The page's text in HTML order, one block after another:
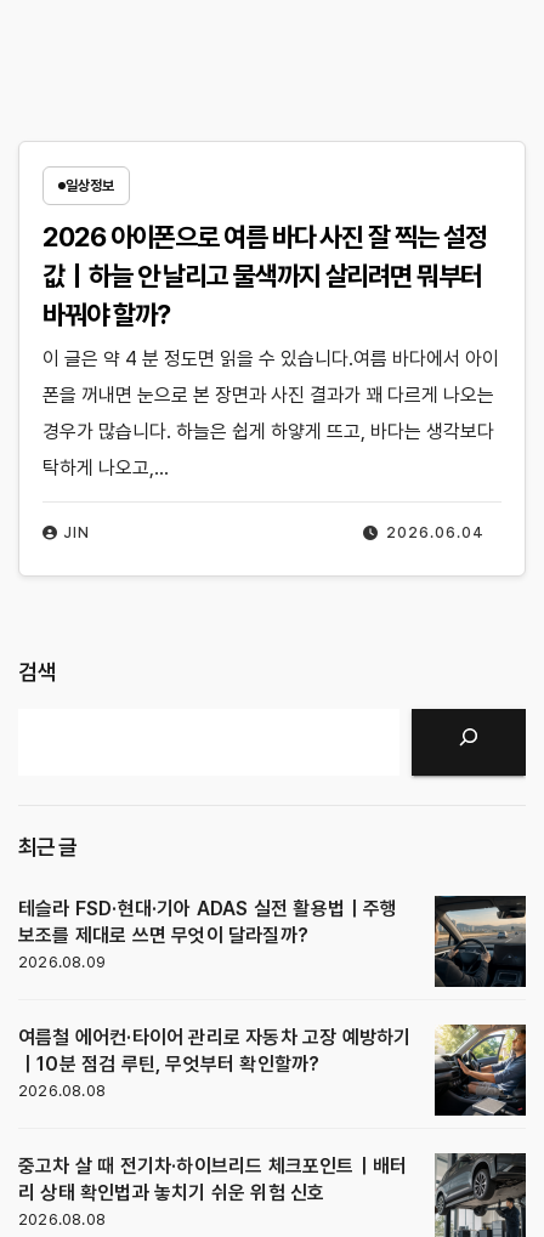
일상정보
2026 아이폰으로 여름 바다 사진 잘 찍는 설정
값｜하늘 안 날리고 물색까지 살리려면 뭐부터
바꿔야 할까?
2026.06.04
JIN
이 글은 약 4 분 정도면 읽을 수 있습니다.여름 바다에서 아이
폰을 꺼내면 눈으로 본 장면과 사진 결과가 꽤 다르게 나오는
경우가 많습니다. 하늘은 쉽게 하얗게 뜨고, 바다는 생각보다
탁하게 나오고,…
검색
최근 글
테슬라 FSD·현대·기아 ADAS 실전 활용법｜주행
보조를 제대로 쓰면 무엇이 달라질까?
2026.08.09
여름철 에어컨·타이어 관리로 자동차 고장 예방하기
｜10분 점검 루틴, 무엇부터 확인할까?
2026.08.08
중고차 살 때 전기차·하이브리드 체크포인트｜배터
리 상태 확인법과 놓치기 쉬운 위험 신호
2026.08.08